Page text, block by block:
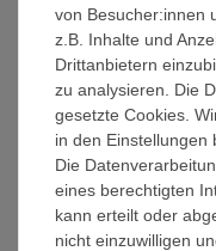
Wunschliste
Beschreibung
von Besucher:innen
z.B. Inhalte und
Drittanbietern
zu analysieren. Die
gesetzte Cookies.
in den Einstellungen
Die
eines berechtigten
kann erteilt oder
nicht einzuwilligen